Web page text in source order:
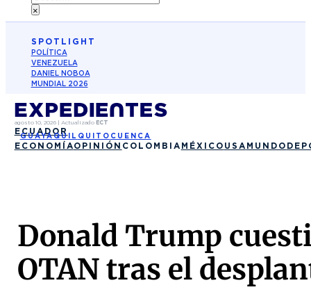
×
SPOTLIGHT
POLÍTICA
VENEZUELA
DANIEL NOBOA
MUNDIAL 2026
agosto 10, 2026| Actualizado ECT
ECUADOR
GUAYAQUIL QUITO CUENCA
ECONOMÍAOPINIÓN COLOMBIA MÉXICO USA MUNDO
Donald Trump
OTAN tras el